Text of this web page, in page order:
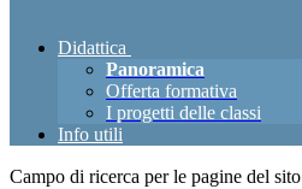
Didattica
Panoramica
Offerta formativa
I progetti delle classi
Info utili
Campo di ricerca per le pagine del sito